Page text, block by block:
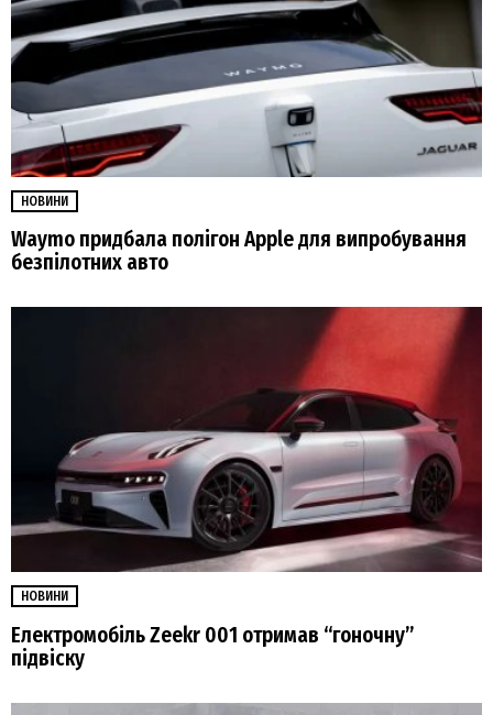
НОВИНИ
Waymo придбала полігон Apple для випробування
безпілотних авто
НОВИНИ
Електромобіль Zeekr 001 отримав “гоночну”
підвіску